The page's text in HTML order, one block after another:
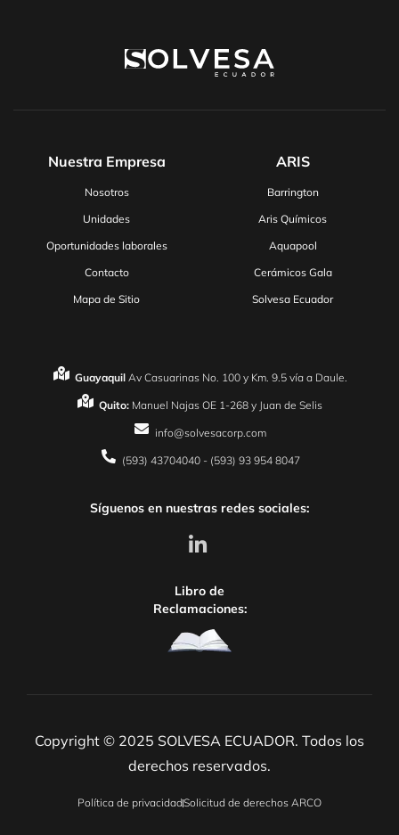
Guayaquil Av Casuarinas No. 100 y Km. 9.5 vía a Daule.
Quito: Manuel Najas OE 1-268 y Juan de Selis
info@solvesacorp.com
(593) 43704040 - (593) 93 954 8047
Nuestra Empresa
Nosotros
Unidades
Oportunidades laborales
Contacto
Mapa de Sitio
ARIS
Barrington
Aris Químicos
Aquapool
Cerámicos Gala
Solvesa Ecuador
Síguenos en nuestras redes sociales:
Libro de
Reclamaciones:
Copyright © 2025 SOLVESA ECUADOR. Todos los
derechos reservados.
Política de privacidadSolicitud de derechos ARCO